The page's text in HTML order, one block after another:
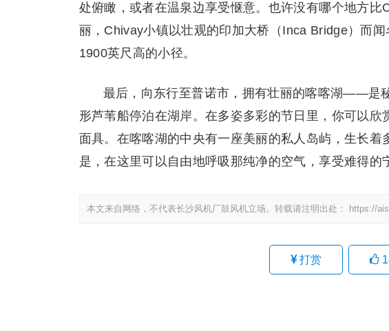
处俯瞰，或者在温泉边享受惬意。也许没有哪个地方
丽，Chivay小镇以壮观的印加大桥（Inca Bridge）而
1900英尺高的小径。
最后，向东行至普诺市，拥有壮丽的喀喀湖——是
形芦苇船停泊在湖岸。在多姿多彩的节日里，你可以
面具。在喀喀湖的中央有一座美丽的私人岛屿，生长
是，在这里可以自由地呼吸那纯净的空气，享受难得的
本文来自网络，不代表长沙风机厂鼓风机立场。转载请注明出处： https://
打赏